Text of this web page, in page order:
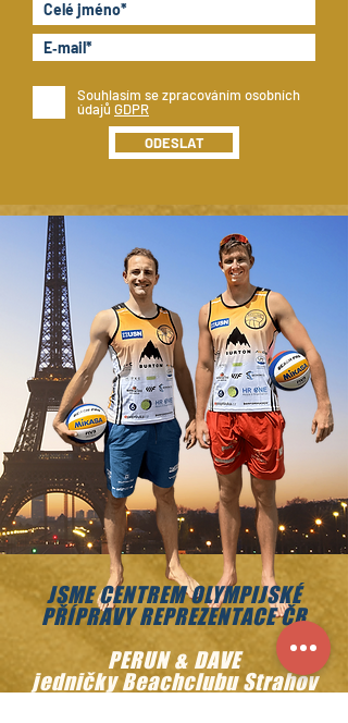
Souhlasím se zpracováním osobních
údajů GDPR
ODESLAT
JSME CENTREM OLYMPIJSKÉ
PŘÍPRAVY REPREZENTACE ČR
PERUN & DAVE
jedničky Beachclubu Strahov